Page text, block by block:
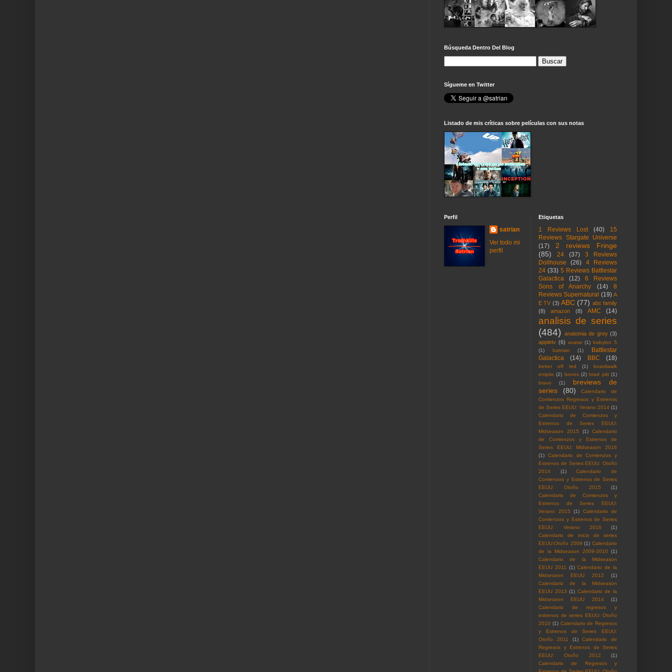
Búsqueda Dentro Del Blog
Sígueme en Twitter
Listado de mis críticas sobre películas con sus notas
Perfil
satrian
Ver todo mi
perfil
Etiquetas
1 Reviews Lost (40)
15
Reviews Stargate Universe
(17)
2 reviews Fringe
(85)
24 (37)
3 Reviews
Dollhouse
(26)
4 Reviews
24 (33) 5 Reviews Battlestar
Galactica
(12)
6 Reviews
Sons of Anarchy
(14)
8
Reviews Supernatural (19) A
E TV (3) ABC (77) abc family
(8)
amazon (8) AMC (14)
analisis de series
(484)
anatomia de grey (3)
appletv (6) avatar (1) babylon 5
(1)
batman (1)
Battlestar
Galactica
(14) BBC (18)
better off ted (1)
boardwalk
empire (2) bones (2) brad pitt (1)
bravo
(1)
breviews de
series
(80)
Calendario de
Comienzos Regresos y Estrenos
de Series EEUU: Verano 2014 (1)
Calendario de Comienzos y
Estrenos de Series EEUU:
Midseason 2015
(1)
Calendario
de Comienzos y Estrenos de
Series EEUU: Midseason 2016
(1)
Calendario de Comienzos y
Estrenos de Series EEUU: Otoño
2014
(1)
Calendario de
Comienzos y Estrenos de Series
EEUU: Otoño 2015
(1)
Calendario de Comienzos y
Estrenos de Series EEUU:
Verano 2015
(1)
Calendario de
Comienzos y Estrenos de Series
EEUU: Verano 2016
(1)
Calendario de inicio de series
EEUU:Otoño 2009 (1) Calendario
de la Midseason 2009-2010
(1)
Calendario de la Midseason
EEUU 2011 (1) Calendario de la
Midseason EEUU 2012
(1)
Calendario de la Midseason
EEUU 2013 (1) Calendario de la
Midseason EEUU 2014
(1)
Calendario de regresos y
estrenos de series EEUU: Otoño
2010 (1) Calendario de Regresos
y Estrenos de Series EEUU:
Otoño 2011
(1)
Calendario de
Regresos y Estrenos de Series
EEUU: Otoño 2012
(1)
Calendario de Regresos y